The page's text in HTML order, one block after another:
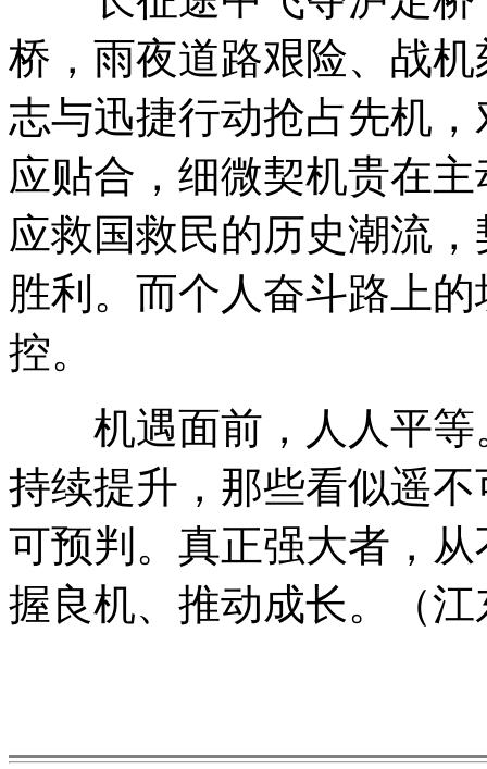
桥，雨夜道路艰险、战
志与迅捷行动抢占先机
应贴合，细微契机贵在
应救国救民的历史潮流
胜利。而个人奋斗路上
控。
机遇面前，人人平等
持续提升，那些看似遥
可预判。真正强大者，
握良机、推动成长。（江